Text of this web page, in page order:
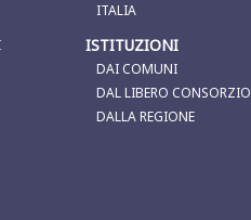
ITALIA
ISTITUZIONI
DAI COMUNI
DAL LIBERO CONSORZIO
DALLA REGIONE